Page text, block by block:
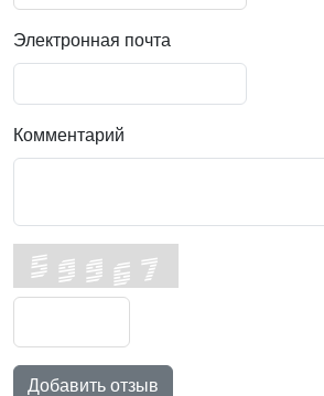
Электронная почта
Комментарий
Добавить отзыв